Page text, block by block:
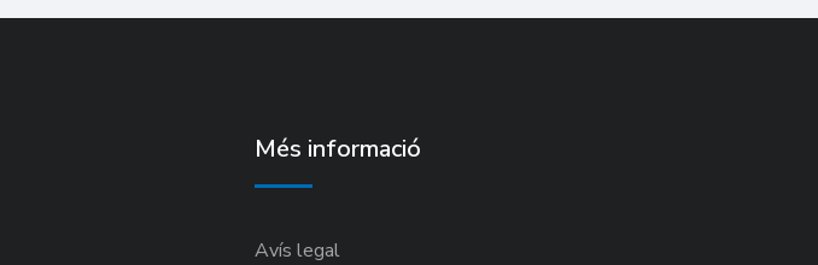
Més informació
Avís legal